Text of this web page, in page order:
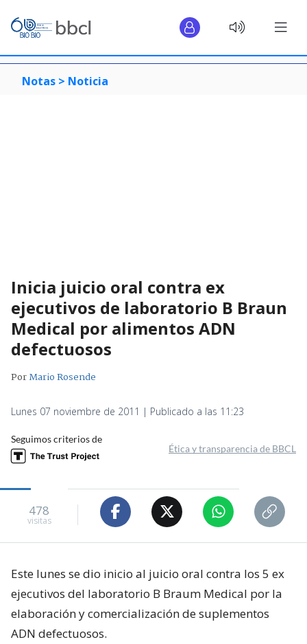
Notas > Noticia
Inicia juicio oral contra ex
ejecutivos de laboratorio B Braun
Medical por alimentos ADN
defectuosos
PorMario Rosende
Lunes 07 noviembre de 2011 | Publicado a las 11:23
Seguimos criterios de
Ética y transparencia de BBCL
478
visitas
Este lunes se dio inicio al juicio oral contra los 5 ex
ejecutivos del laboratorio B Braum Medical por la
elaboración y comercialización de suplementos
ADN defectuosos.